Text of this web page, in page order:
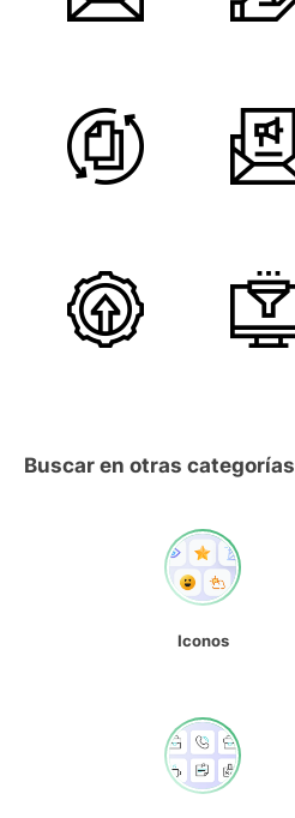
Buscar en otras categorías
Iconos